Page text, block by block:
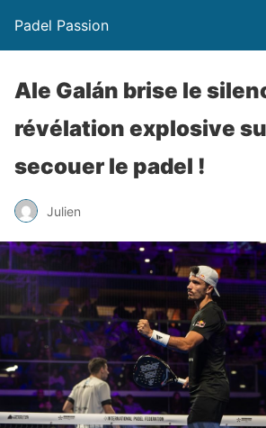
Padel Passion
Ale Galán brise le
révélation explosive
secouer le padel !
Julien